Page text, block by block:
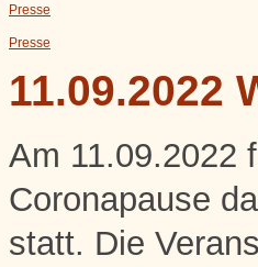
Presse
Presse
11.09.2022
Am 11.09.2022
Coronapause
statt. Die